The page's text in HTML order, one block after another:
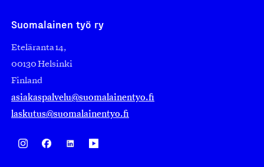
Suomalainen työ ry
Eteläranta 14,
00130 Helsinki
Finland
asiakaspalvelu@suomalainentyo.fi
laskutus@suomalainentyo.fi